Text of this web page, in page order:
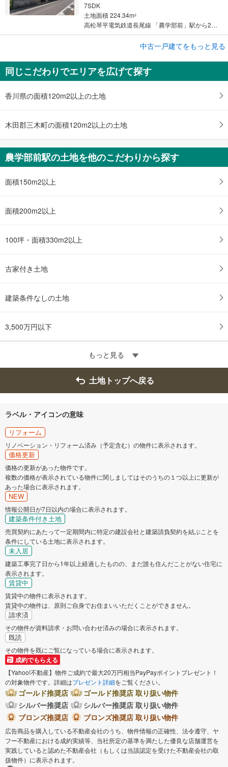
7SDK
土地面積 224.34m2
高松琴平電気鉄道長尾線 「農学部前」駅から2500m 車:5分
木田郡三木町大字池戸
1,080万円
5SLDK
土地面積 261.45m
中古一戸建てをもっと見る
同じこだわりでエリアを広げて探す
香川県の面積120m2以上の土地
木田郡三木町の面積120m2以上の土地
農学部前駅の土地を他のこだわりから探す
面積150m2以上
面積200m2以上
100坪・面積330m2以上
古家付き土地
建築条件なしの土地
3,500万円以下
もっと見る
土地トップへ戻る
ラベル・アイコンの意味
リフォーム
リノベーション・リフォーム済み（予定含む）の物件に表示されます。
価格更新
価格の更新があった物件です。
複数の価格が表示されている物件に関しましてはそのうちの１つ以上に更新が
あった場合に表示されます。
NEW
情報公開日が7日以内の場合に表示されます。
建築条件付き土地
売買契約にあたって一定期間内に特定の建設会社と建築請負契約を結ぶことを
条件にしている土地に表示されます。
未入居
建築工事完了日から1年以上経過したものの、まだ誰も住んだことがない住宅に
表示されます。
賃貸中
賃貸中の物件に表示されます。
賃貸中の物件は、原則ご自身でお住まいいただくことができません。
請求済
その物件が資料請求・お問い合わせ済みの場合に表示されます。
既読
その物件を既にご覧になっている場合に表示されます。
成約でもらえる
【Yahoo!不動産】物件ご成約で最大20万円相当PayPayポイントプレゼント！
の対象物件です。詳細はプレゼント詳細をご覧ください。
ゴールド推奨店
ゴールド推奨店 取り扱い物件
シルバー推奨店
シルバー推奨店 取り扱い物件
ブロンズ推奨店
ブロンズ推奨店 取り扱い物件
広告商品を購入している不動産会社のうち、物件情報の正確性、法令遵守、ヤ
フー不動産における成約実績等、当社所定の基準を満たした優良な店舗運営を
実践していると認めた不動産会社（もしくは当該認定を受けた不動産会社の取
扱物件）に表示されます。